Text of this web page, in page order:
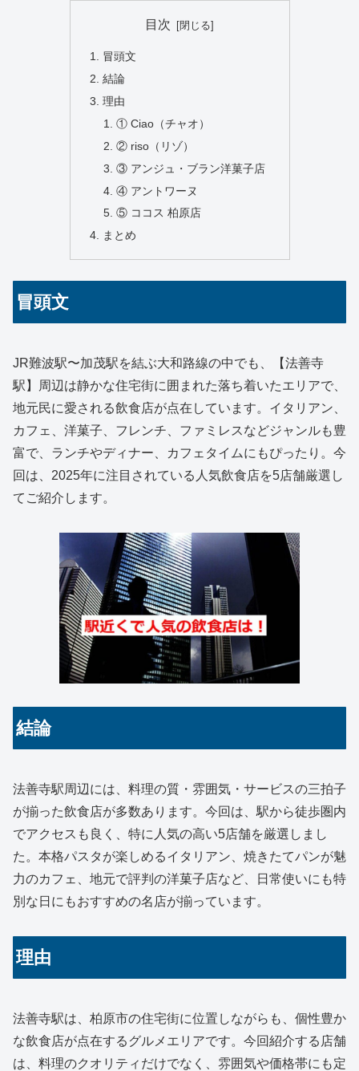
目次
冒頭文
結論
理由
① Ciao（チャオ）
② riso（リゾ）
③ アンジュ・ブラン洋菓子店
④ アントワーヌ
⑤ ココス 柏原店
まとめ
冒頭文
JR難波駅〜加茂駅を結ぶ大和路線の中でも、【法善寺
駅】周辺は静かな住宅街に囲まれた落ち着いたエリアで、
地元民に愛される飲食店が点在しています。イタリアン、
カフェ、洋菓子、フレンチ、ファミレスなどジャンルも豊
富で、ランチやディナー、カフェタイムにもぴったり。今
回は、2025年に注目されている人気飲食店を5店舗厳選し
てご紹介します。
結論
法善寺駅周辺には、料理の質・雰囲気・サービスの三拍子
が揃った飲食店が多数あります。今回は、駅から徒歩圏内
でアクセスも良く、特に人気の高い5店舗を厳選しまし
た。本格パスタが楽しめるイタリアン、焼きたてパンが魅
力のカフェ、地元で評判の洋菓子店など、日常使いにも特
別な日にもおすすめの名店が揃っています。
理由
法善寺駅は、柏原市の住宅街に位置しながらも、個性豊か
な飲食店が点在するグルメエリアです。今回紹介する店舗
は、料理のクオリティだけでなく、雰囲気や価格帯にも定